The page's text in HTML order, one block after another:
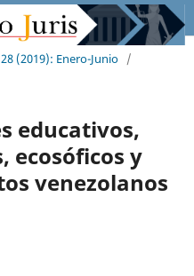
(2019): Enero-Junio /
educativos,
ecosóficos y
venezolanos